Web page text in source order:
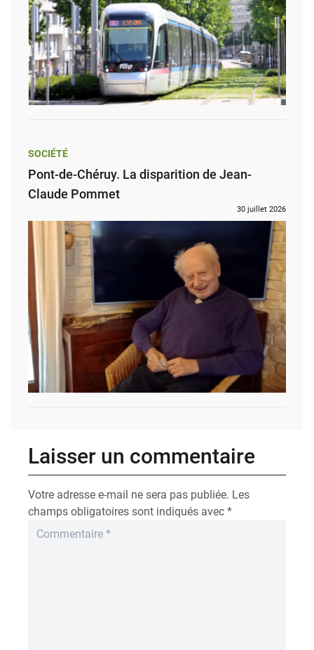
SOCIÉTÉ
Pont-de-Chéruy. La disparition de Jean-
Claude Pommet
30 juillet 2026
Laisser un commentaire
Votre adresse e-mail ne sera pas publiée. Les
champs obligatoires sont indiqués avec *